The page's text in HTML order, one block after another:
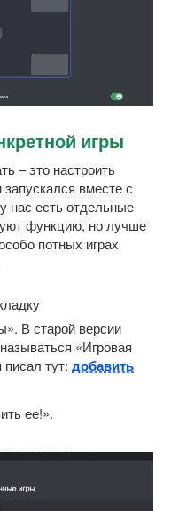
игры
– это настроить
вместе с
нас есть отдельные
функцию, но лучше
потных играх
В старой версии
«Игровая
тут: добавить
ее!».